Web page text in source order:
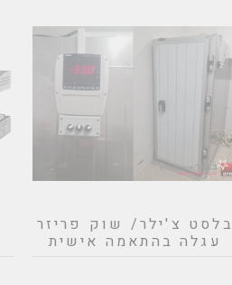
בלסט צ'ילר/ שוק פריזר
עגלה בהתאמה אישית